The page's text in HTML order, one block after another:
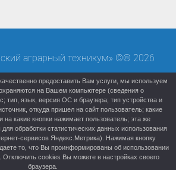
аграрный техникум» ©® 2026
версия (архивный сайт)
предоставить Вам услуги, мы используем
на Вашем компьютере (сведения о
тип, язык, версия ОС и браузера; тип устройства и
откуда пришел на сайт пользователь; какие
на какие кнопки нажимает пользователь; эта же
обработки статистических данных использования
сервисов Яндекс.Метрика). Нажимая кнопку
то, что Вы проинформированы об использовании
cookies Вы можете в настройках своего
браузера.